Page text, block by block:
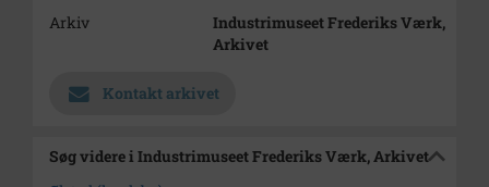
Arkiv
Industrimuseet Frederiks Værk,
Arkivet
Kontakt arkivet
Søg videre i Industrimuseet Frederiks Værk, Arkivet